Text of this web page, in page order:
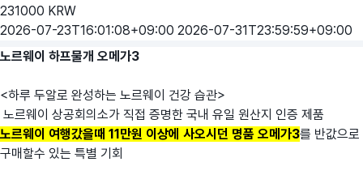
231000 KRW
2026-07-23T16:01:08+09:00 2026-07-31T23:59:59+09:00
노르웨이 하프물개 오메가3
<하루 두알로 완성하는 노르웨이 건강 습관>
노르웨이 상공회의소가 직접 증명한 국내 유일 원산지 인증 제품
노르웨이 여행갔을때 11만원 이상에 사오시던 명품 오메가3를 반값으로
구매할수 있는 특별 기회